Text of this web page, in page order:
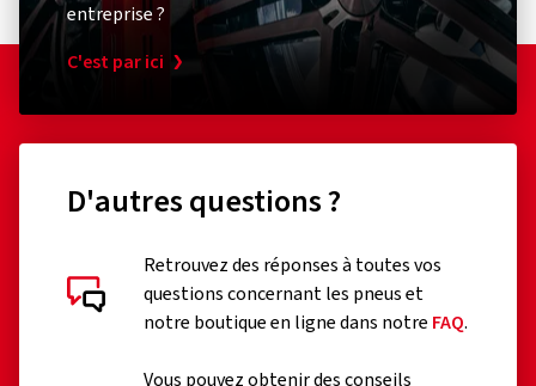
entreprise ?
C'est par ici
D'autres questions ?
Retrouvez des réponses à toutes vos
questions concernant les pneus et
notre boutique en ligne dans notre FAQ.
Vous pouvez obtenir des conseils